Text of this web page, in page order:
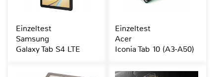
Einzeltest
Samsung
Galaxy Tab S4 LTE
Einzeltest
Acer
Iconia Tab 10 (A3-A50)